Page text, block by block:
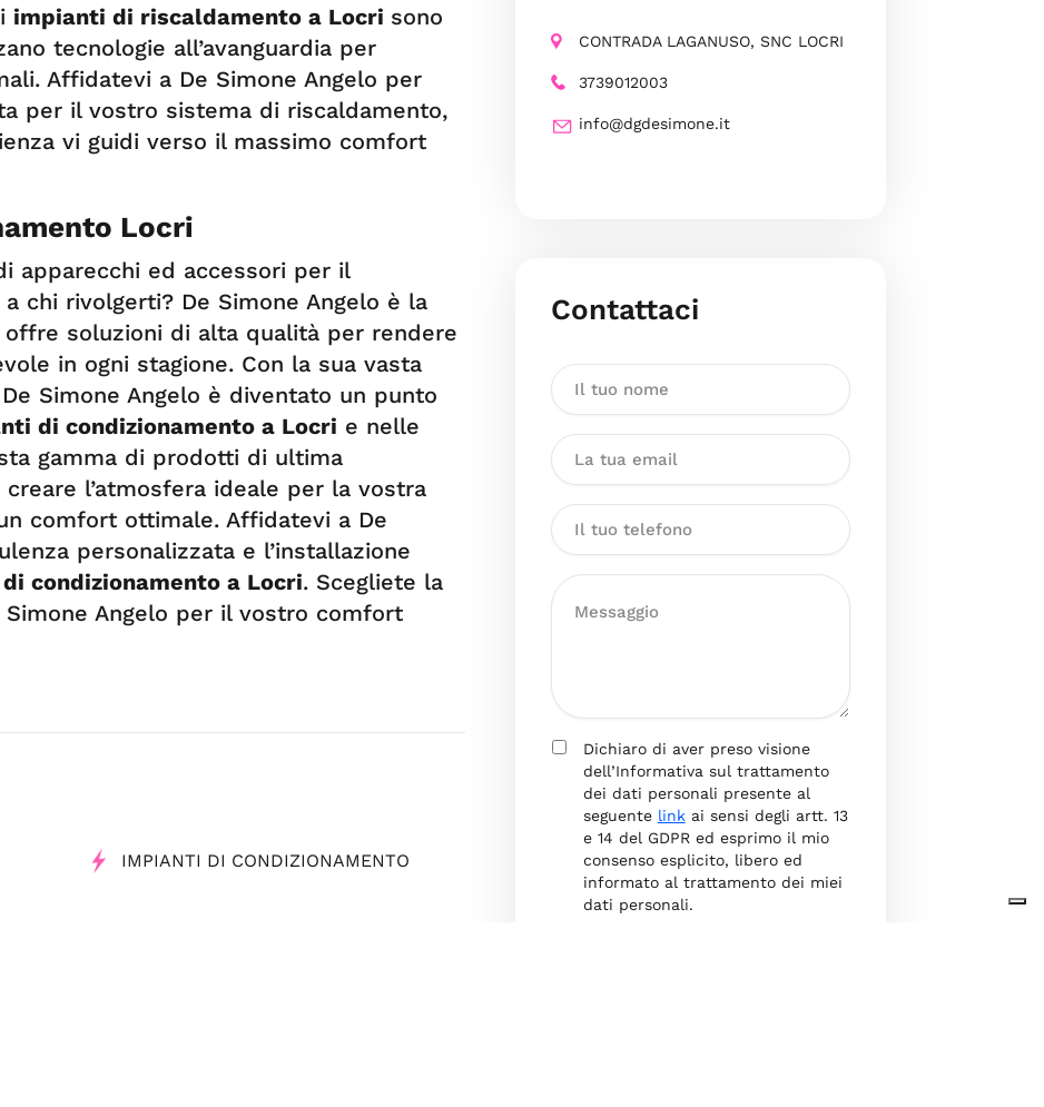
impianti di riscaldamento a Locri sono
tecnologie all’avanguardia per
Affidatevi a De Simone Angelo per
per il vostro sistema di riscaldamento,
vi guidi verso il massimo comfort
Locri
apparecchi ed accessori per il
chi rivolgerti? De Simone Angelo è la
soluzioni di alta qualità per rendere
in ogni stagione. Con la sua vasta
Simone Angelo è diventato un punto
di condizionamento a Locri e nelle
gamma di prodotti di ultima
l’atmosfera ideale per la vostra
comfort ottimale. Affidatevi a De
personalizzata e l’installazione
condizionamento a Locri. Scegliete la
Angelo per il vostro comfort
IMPIANTI DI CONDIZIONAMENTO
CONTRADA LAGANUSO, SNC LOCRI
3739012003
info@dgdesimone.it
Contattaci
Dichiaro di aver preso visione
dell’Informativa sul trattamento
dei dati personali presente al
seguente linkai sensi degli artt. 13
e 14 del GDPR ed esprimo il mio
consenso esplicito, libero ed
informato al trattamento dei miei
dati personali.